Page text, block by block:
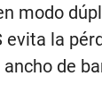
modo
evita la
de